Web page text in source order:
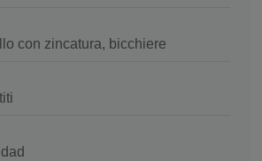
con zincatura, bicchiere